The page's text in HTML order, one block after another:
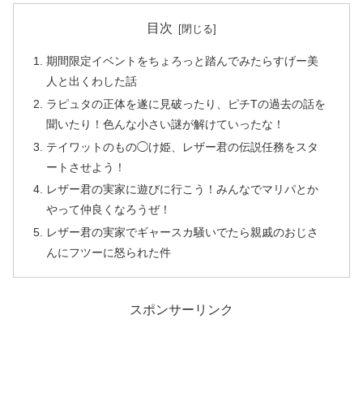
目次
期間限定イベントをちょろっと踏んでみたらすげー美
人と出くわした話
ラピュタの正体を遂に見破ったり、ピチTの過去の話を
聞いたり！色んな小さい謎が解けていったな！
テイワットのもの◯け姫、レザー君の伝説任務をスタ
ートさせよう！
レザー君の実家に遊びに行こう！みんなでマリパとか
やって仲良くなろうぜ！
レザー君の実家でギャースカ騒いでたら親戚のおじさ
んにフツーに怒られた件
スポンサーリンク